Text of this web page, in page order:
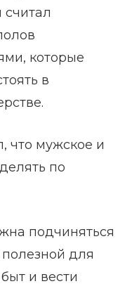
которые
в
что мужское и
по
подчиняться
для
и вести